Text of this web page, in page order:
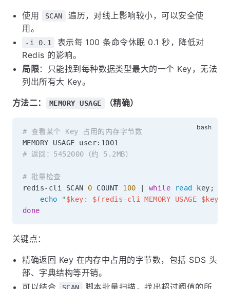
使用 SCAN
遍历，对线上影响较小，可以安全使
用。
-i 0.1
表示每 100 条命令休眠 0.1 秒，降低对
Redis 的影响。
局限：只能找到每种数据类型最大的一个 Key，无法
列出所有大 Key。
方法二： MEMORY USAGE （精确）
# 查看某个 Key 占用的内存字节数
# 返回：5452000（约 5.2MB）
# 批量检查
redis-cli SCAN 0 COUNT 100 while read key ;
echo
" $key : $( redis-cli MEMORY USAGE $key
done
关键点：
精确返回 Key 在内存中占用的字节数，包括 SDS 头
部、字典结构等开销。
可以结合
SCAN
脚本批量扫描，找出超过阈值的所